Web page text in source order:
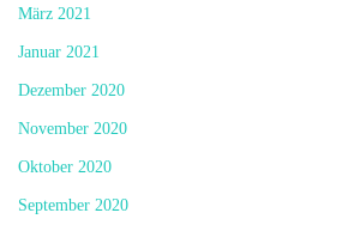
März 2021
Januar 2021
Dezember 2020
November 2020
Oktober 2020
September 2020